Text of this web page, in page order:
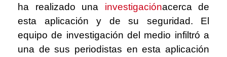
ha realizado una investigaciónacerca de
esta aplicación y de su seguridad. El
equipo de investigación del medio infiltró a
una de sus periodistas en esta aplicación